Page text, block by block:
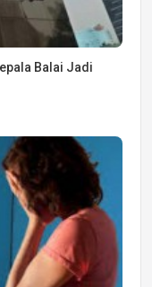
Balai Jadi